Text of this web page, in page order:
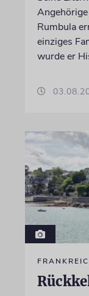
Rumbula
einziges
wurde er